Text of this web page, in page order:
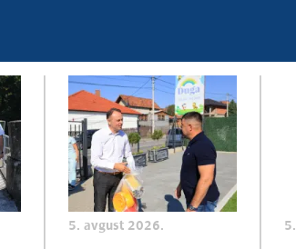
5. avgust 2026.